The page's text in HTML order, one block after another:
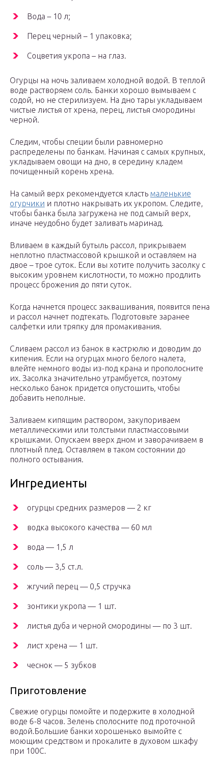
Вода – 10 л;
Перец черный – 1 упаковка;
Соцветия укропа – на глаз.
Огурцы на ночь заливаем холодной водой. В теплой
воде растворяем соль. Банки хорошо вымываем с
содой, но не стерилизуем. На дно тары укладываем
чистые листья от хрена, перец, листья смородины
черной.
Следим, чтобы специи были равномерно
распределены по банкам. Начиная с самых крупных,
укладываем овощи на дно, в середину кладем
почищенный корень хрена.
На самый верх рекомендуется класть маленькие
огурчики и плотно накрывать их укропом. Следите,
чтобы банка была загружена не под самый верх,
иначе неудобно будет заливать маринад.
Вливаем в каждый бутыль рассол, прикрываем
неплотно пластмассовой крышкой и оставляем на
двое – трое суток. Если вы хотите получить засолку с
высоким уровнем кислотности, то можно продлить
процесс брожения до пяти суток.
Когда начнется процесс заквашивания, появится пена
и рассол начнет подтекать. Подготовьте заранее
салфетки или тряпку для промакивания.
Сливаем рассол из банок в кастрюлю и доводим до
кипения. Если на огурцах много белого налета,
влейте немного воды из-под крана и прополосните
их. Засолка значительно утрамбуется, поэтому
несколько банок придется опустошить, чтобы
добавить неполные.
Заливаем кипящим раствором, закупориваем
металлическими или толстыми пластмассовыми
крышками. Опускаем вверх дном и заворачиваем в
плотный плед. Оставляем в таком состоянии до
полного остывания.
Ингредиенты
огурцы средних размеров — 2 кг
водка высокого качества — 60 мл
вода — 1,5 л
соль — 3,5 ст.л.
жгучий перец — 0,5 стручка
зонтики укропа — 1 шт.
листья дуба и черной смородины — по 3 шт.
лист хрена — 1 шт.
чеснок — 5 зубков
Приготовление
Свежие огурцы помойте и подержите в холодной
воде 6-8 часов. Зелень сполосните под проточной
водой.Большие банки хорошенько вымойте с
моющим средством и прокалите в духовом шкафу
при 100С.